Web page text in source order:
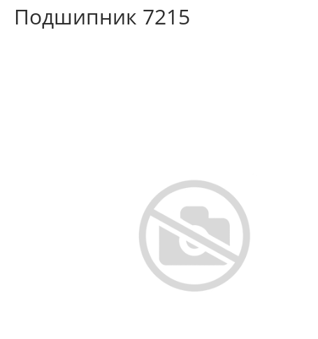
Подшипник 7215